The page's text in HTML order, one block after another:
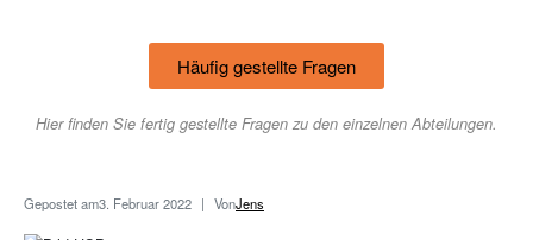
Häufig gestellte Fragen
Hier finden Sie fertig gestellte Fragen zu den einzelnen Abteilungen.
Gepostet am3. Februar 2022 VonJens